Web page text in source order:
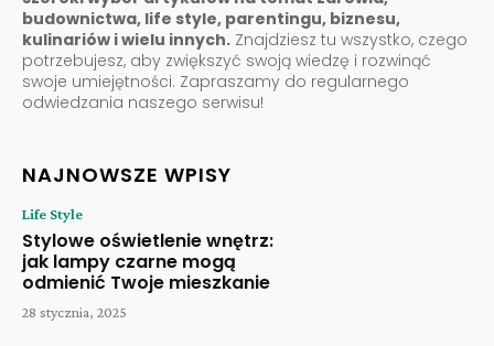
budownictwa, life style, parentingu, biznesu,
kulinariów i wielu innych. Znajdziesz tu wszystko, czego
potrzebujesz, aby zwiększyć swoją wiedzę i rozwinąć
swoje umiejętności. Zapraszamy do regularnego
odwiedzania naszego serwisu!
NAJNOWSZE WPISY
Life Style
Stylowe oświetlenie wnętrz:
jak lampy czarne mogą
odmienić Twoje mieszkanie
28 stycznia, 2025